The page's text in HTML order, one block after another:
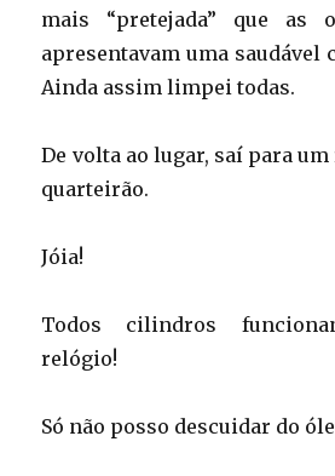
mais “pretejada” que as
apresentavam uma saudável
Ainda assim limpei todas.
De volta ao lugar, saí para
quarteirão.
Jóia!
Todos cilindros
relógio!
Só não posso descuidar do